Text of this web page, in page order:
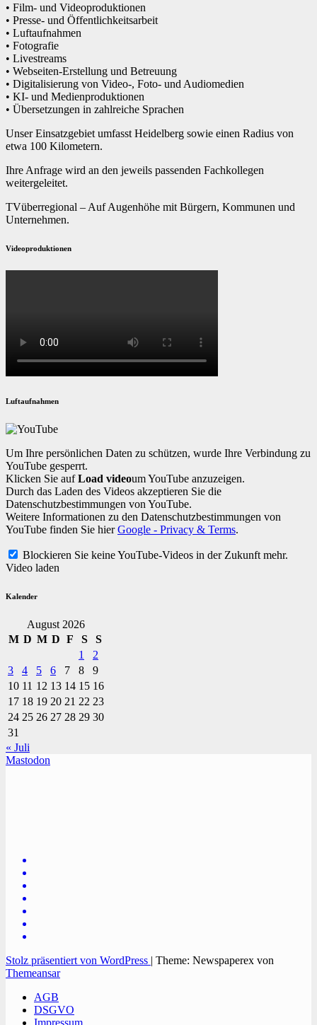
• Film- und Videoproduktionen
• Presse- und Öffentlichkeitsarbeit
• Luftaufnahmen
• Fotografie
• Livestreams
• Webseiten-Erstellung und Betreuung
• Digitalisierung von Video-, Foto- und Audiomedien
• KI- und Medienproduktionen
• Übersetzungen in zahlreiche Sprachen
Unser Einsatzgebiet umfasst Heidelberg sowie einen Radius von
etwa 100 Kilometern.
Ihre Anfrage wird an den jeweils passenden Fachkollegen
weitergeleitet.
TVüberregional – Auf Augenhöhe mit Bürgern, Kommunen und
Unternehmen.
Videoproduktionen
Luftaufnahmen
Um Ihre persönlichen Daten zu schützen, wurde Ihre Verbindung zu
YouTube gesperrt.
Klicken Sie aufLoad videoum YouTube anzuzeigen.
Durch das Laden des Videos akzeptieren Sie die
Datenschutzbestimmungen von YouTube.
Weitere Informationen zu den Datenschutzbestimmungen von
YouTube finden Sie hierGoogle - Privacy & Terms.
Blockieren Sie keine YouTube-Videos in der Zukunft mehr.
Video laden
Kalender
August 2026
M D M D F S
S
1
2
3
4 5 6 7 8
9
10 11 12 13 14 15 16
17 18 19 20 21 22 23
24 25 26 27 28 29 30
31
« Juli
Mastodon
Stolz präsentiert von WordPress
Theme: Newspaperex von
Themeansar
AGB
DSGVO